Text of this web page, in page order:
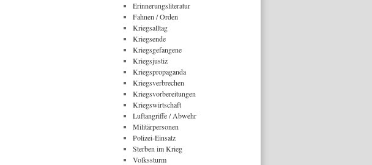
Erinnerungsliteratur
Fahnen / Orden
Kriegsalltag
Kriegsende
Kriegsgefangene
Kriegsjustiz
Kriegspropaganda
Kriegsverbrechen
Kriegsvorbereitungen
Kriegswirtschaft
Luftangriffe / Abwehr
Militärpersonen
Polizei-Einsatz
Sterben im Krieg
Volkssturm